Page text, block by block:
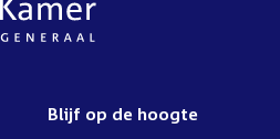
Blijf op de hoogte